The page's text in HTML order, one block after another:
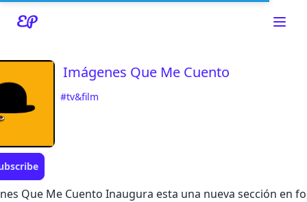
Imágenes Que Me Cuento
#tv&film
Que Me Cuento Inaugura esta una nueva sección en